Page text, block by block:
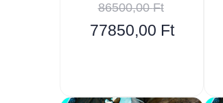
86500,00Ft
77850,00 Ft